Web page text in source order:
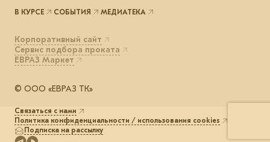
© ООО «ЕВРАЗ ТК»
Корпоративный сайт
Сервис подбора проката
ЕВРАЗ Маркет
В КУРСЕ СОБЫТИЯ МЕДИАТЕКА
Связаться с нами
Политика конфиденциальности / использования cookies
Подписка на рассылку